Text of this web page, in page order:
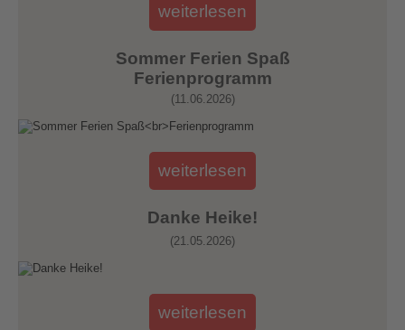
weiterlesen
Sommer Ferien Spaß
Ferienprogramm
(11.06.2026)
weiterlesen
Danke Heike!
(21.05.2026)
weiterlesen